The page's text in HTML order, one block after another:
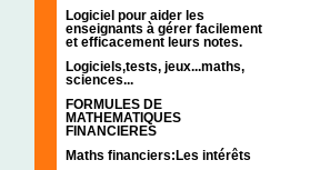
Logiciel pour aider les
enseignants à gérer facilement
et efficacement leurs notes.
Logiciels,tests, jeux...maths,
sciences...
FORMULES DE
MATHEMATIQUES
FINANCIERES
Maths financiers:Les intérêts